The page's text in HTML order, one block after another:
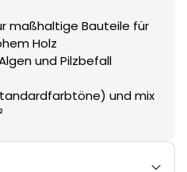
maßhaltige Bauteile für
Holz
und Pilzbefall
und mix